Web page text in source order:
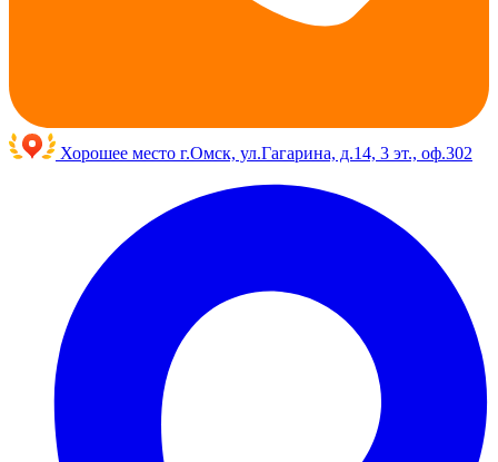
Хорошее место г.Омск, ул.Гагарина, д.14, 3 эт., оф.302